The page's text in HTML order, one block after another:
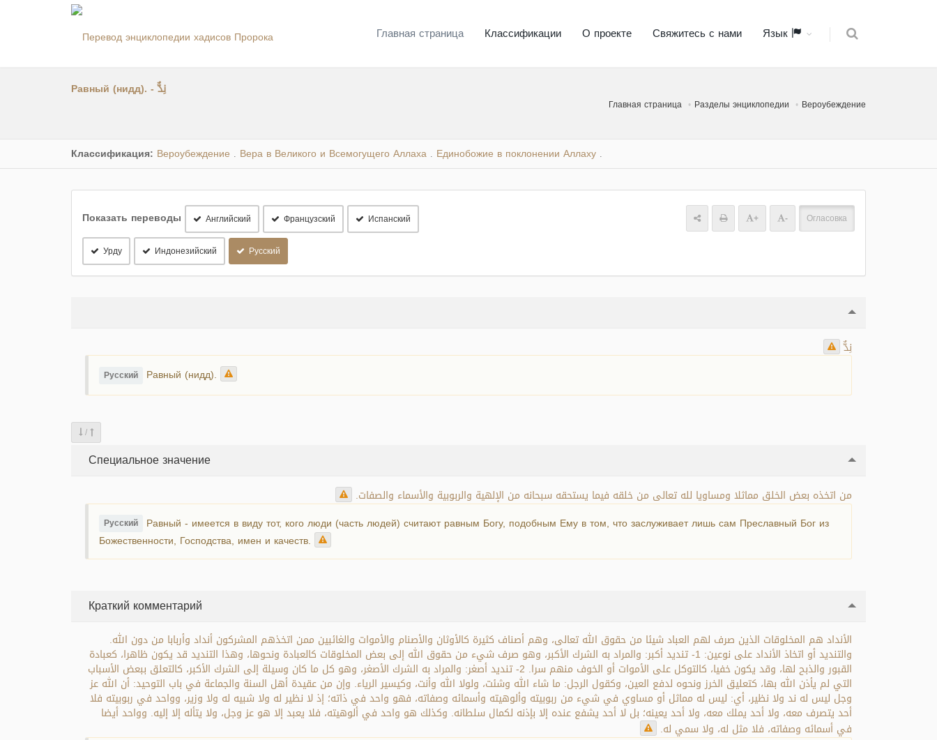
Главная страница Классификации О проекте Свяжитесь с нами Язык
Равный (нидд). - نِدٌّ
Главная страница Разделы энциклопедии Вероубеждение
Классификация: Вероубеждение Вера в Великого и Всемогущего Аллаха Единобожие в поклонении Аллаху
Показать переводы Английский Французский Испанский
Урду Индонезийский Русский
+ - Огласовка
نِدٌّ
Русский Равный (нидд).
/
Специальное значение
من اتخذه بعض الخلق مماثلا ومساويا لله تعالى من خلقه فيما يستحقه سبحانه من الإلهية والربوبية والأسماء والصفات.
Русский Равный - имеется в виду тот, кого люди (часть людей) считают равным Богу, подобным Ему в том, что заслуживает лишь сам Преславный Бог из
Божественности, Господства, имен и качеств.
Краткий комментарий
الأنداد هم المخلوقات الذين صرف لهم العباد شيئا من حقوق الله تعالى، وهم أصناف كثيرة كالأوثان والأصنام والأموات والغائبين ممن اتخذهم المشركون أنداد وأربابا من دون الله.
والتنديد أو اتخاذ الأنداد على نوعين: 1- تنديد أكبر: والمراد به الشرك الأكبر، وهو صرف شيء من حقوق الله إلى بعض المخلوقات كالعبادة ونحوها، وهذا التنديد قد يكون ظاهرا، كعبادة
القبور والذبح لها، وقد يكون خفيا، كالتوكل على الأموات أو الخوف منهم سرا. 2- تنديد أصغر: والمراد به الشرك الأصغر، وهو كل ما كان وسيلة إلى الشرك الأكبر، كالتعلق ببعض الأسباب
التي لم يأذن الله بها، كتعليق الخرز ونحوه لدفع العين، وكقول الرجل: ما شاء الله وشئت، ولولا الله وأنت، وكيسير الرياء. وإن من عقيدة أهل السنة والجماعة في باب التوحيد: أن الله عز
وجل ليس له ند ولا نظير، أي: ليس له مماثل أو مساوي في شيء من ربوبيته وألوهيته وأسمائه وصفاته، فهو واحد في ذاته؛ إذ لا نظير له ولا شبيه له ولا وزير، وواحد في ربوبيته فلا
أحد يتصرف معه، ولا أحد يملك معه، ولا أحد يعينه؛ بل لا أحد يشفع عنده إلا بإذنه لكمال سلطانه. وكذلك هو واحد في ألوهيته، فلا يعبد إلا هو عز وجل، ولا يتأله إلا إليه. وواحد أيضا
في أسمائه وصفاته، فلا مثل له، ولا سمي له.